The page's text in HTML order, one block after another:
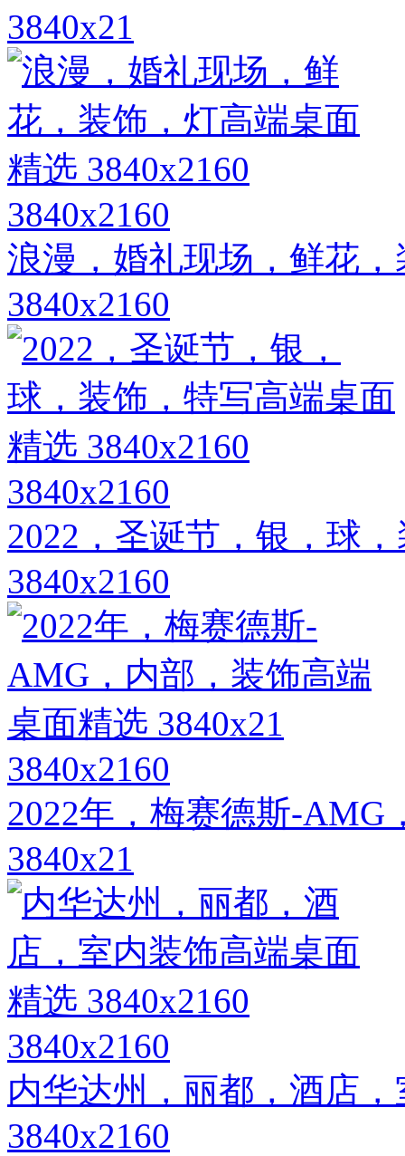
3840x21
3840x2160
浪漫，婚礼现场，鲜花
3840x2160
3840x2160
2022，圣诞节，银，球
3840x2160
3840x2160
2022年，梅赛德斯-AMG
3840x21
3840x2160
内华达州，丽都，酒店
3840x2160